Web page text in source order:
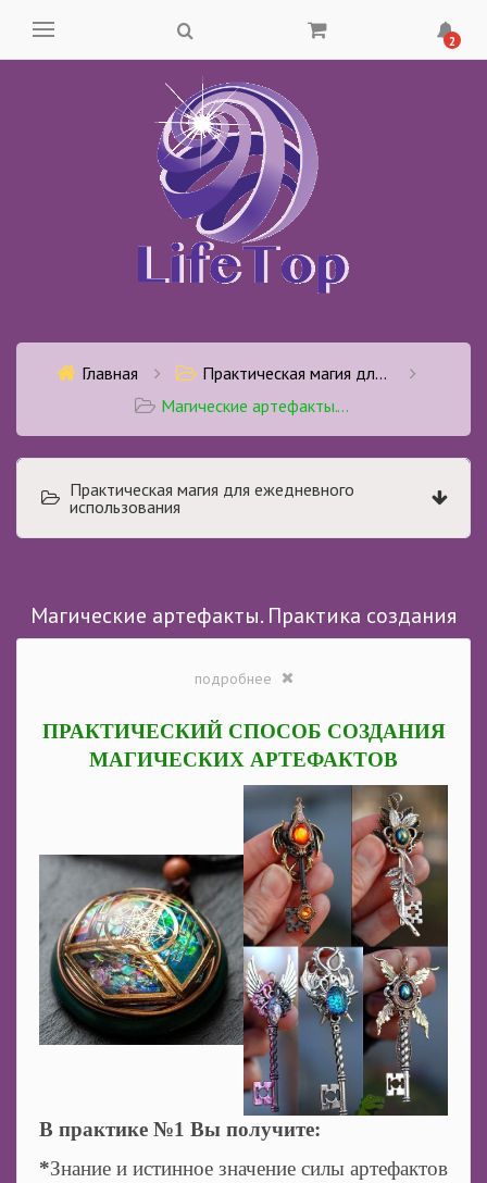
2
Главная
Практическая магия для ежедневного использования
Магические артефакты. Практика создания
Практическая магия для ежедневного
использования
Магические артефакты. Практика создания
подробнее
ПРАКТИЧЕСКИЙ СПОСОБ СОЗДАНИЯ
МАГИЧЕСКИХ АРТЕФАКТОВ
В практике №1 Вы получите:
*Знание и истинное значение силы артефактов